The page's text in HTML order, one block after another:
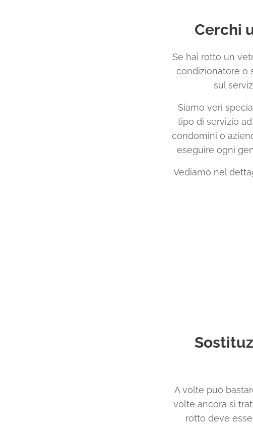
Cerchi
Se hai rotto un
condizionatore o
sul
Siamo veri
tipo di servizio
condomini o
eseguire ogni
Vediamo nel
A volte può
volte ancora si
rotto deve